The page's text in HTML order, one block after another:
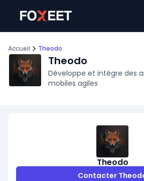
Accueil Theodo
Theodo
Développe et intègre des
mobiles agiles
Theodo
Contacter